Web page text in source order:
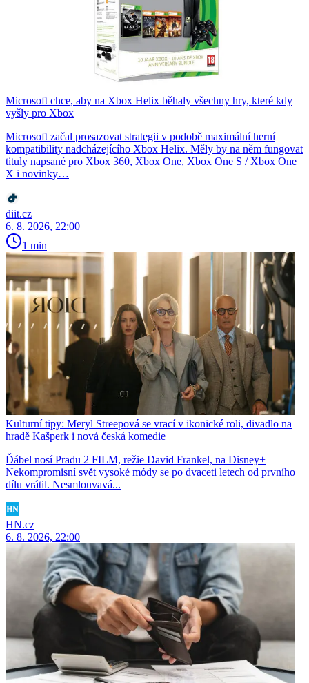
Microsoft chce, aby na Xbox Helix běhaly všechny hry, které kdy
vyšly pro Xbox
Microsoft začal prosazovat strategii v podobě maximální herní
kompatibility nadcházejícího Xbox Helix. Měly by na něm fungovat
tituly napsané pro Xbox 360, Xbox One, Xbox One S / Xbox One
X i novinky…
diit.cz
6. 8. 2026, 22:00
1 min
Kulturní tipy: Meryl Streepová se vrací v ikonické roli, divadlo na
hradě Kašperk i nová česká komedie
Ďábel nosí Pradu 2 FILM, režie David Frankel, na Disney+
Nekompromisní svět vysoké módy se po dvaceti letech od prvního
dílu vrátil. Nesmlouvavá...
HN.cz
6. 8. 2026, 22:00